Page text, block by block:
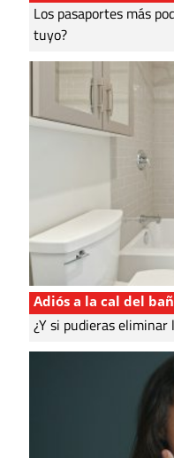
Los pasaportes más
tuyo?
Adiós a la cal del
¿Y si pudieras eliminar